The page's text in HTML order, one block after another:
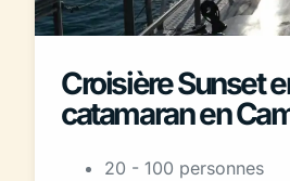
Croisière Sunset
catamaran en
20 - 100 personnes